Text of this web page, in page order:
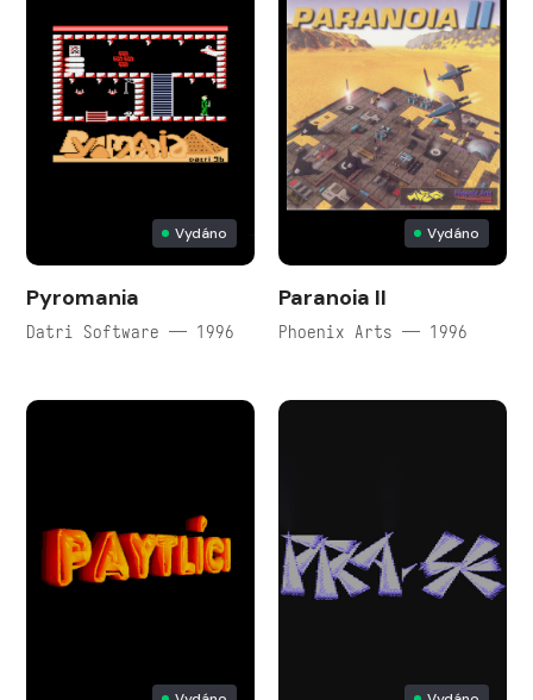
Vydáno
Pyromania
Datri Software — 1996
Vydáno
Paranoia II
Phoenix Arts — 1996